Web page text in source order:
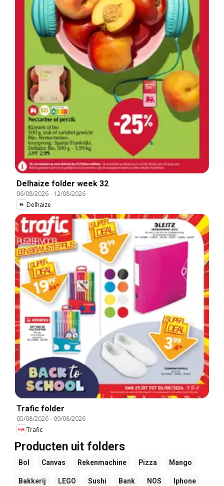
Delhaize folder week 32
06/08/2026- 12/08/2026
Delhaize
Trafic folder
05/08/2026- 09/08/2026
Trafic
Producten uit folders
Bol Canvas Rekenmachine Pizza Mango
Bakkerij LEGO Sushi Bank NOS Iphone